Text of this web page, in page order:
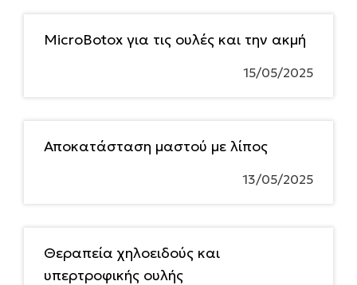
MicroBotox για τις ουλές και την ακμή
15/05/2025
Αποκατάσταση μαστού με λίπος
13/05/2025
Θεραπεία χηλοειδούς και
υπερτροφικής ουλής